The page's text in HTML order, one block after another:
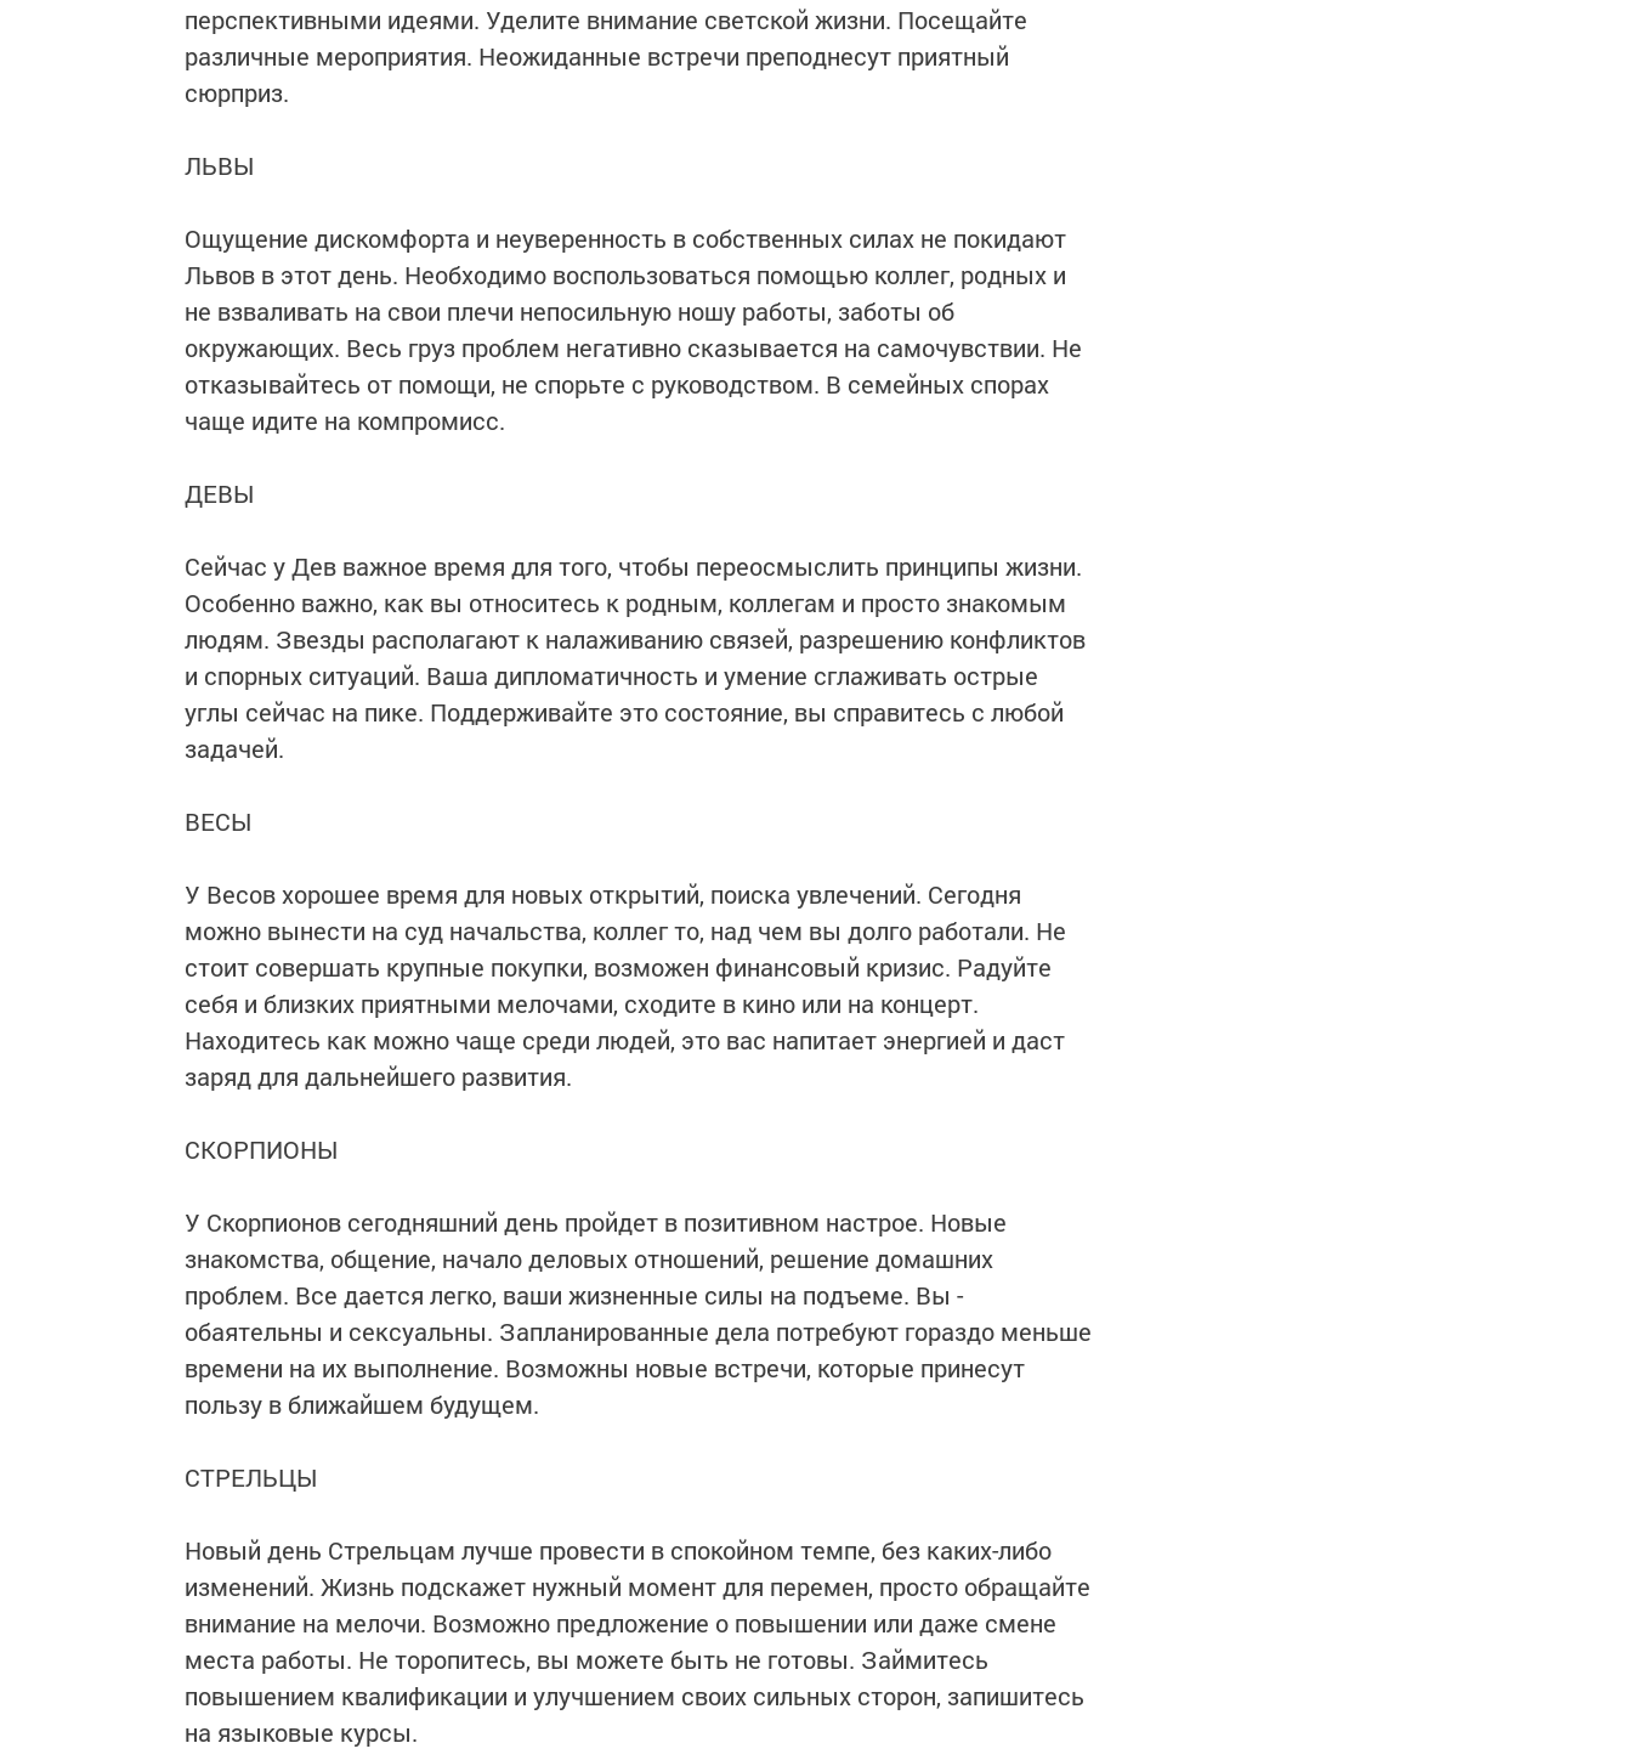
перспективными идеями. Уделите внимание светской жизни. Посещайте
различные мероприятия. Неожиданные встречи преподнесут приятный
сюрприз.
ЛЬВЫ
Ощущение дискомфорта и неуверенность в собственных силах не покидают
Львов в этот день. Необходимо воспользоваться помощью коллег, родных и
не взваливать на свои плечи непосильную ношу работы, заботы об
окружающих. Весь груз проблем негативно сказывается на самочувствии. Не
отказывайтесь от помощи, не спорьте с руководством. В семейных спорах
чаще идите на компромисс.
ДЕВЫ
Сейчас у Дев важное время для того, чтобы переосмыслить принципы жизни.
Особенно важно, как вы относитесь к родным, коллегам и просто знакомым
людям. Звезды располагают к налаживанию связей, разрешению конфликтов
и спорных ситуаций. Ваша дипломатичность и умение сглаживать острые
углы сейчас на пике. Поддерживайте это состояние, вы справитесь с любой
задачей.
ВЕСЫ
У Весов хорошее время для новых открытий, поиска увлечений. Сегодня
можно вынести на суд начальства, коллег то, над чем вы долго работали. Не
стоит совершать крупные покупки, возможен финансовый кризис. Радуйте
себя и близких приятными мелочами, сходите в кино или на концерт.
Находитесь как можно чаще среди людей, это вас напитает энергией и даст
заряд для дальнейшего развития.
СКОРПИОНЫ
У Скорпионов сегодняшний день пройдет в позитивном настрое. Новые
знакомства, общение, начало деловых отношений, решение домашних
проблем. Все дается легко, ваши жизненные силы на подъеме. Вы -
обаятельны и сексуальны. Запланированные дела потребуют гораздо меньше
времени на их выполнение. Возможны новые встречи, которые принесут
пользу в ближайшем будущем.
СТРЕЛЬЦЫ
Новый день Стрельцам лучше провести в спокойном темпе, без каких-либо
изменений. Жизнь подскажет нужный момент для перемен, просто обращайте
внимание на мелочи. Возможно предложение о повышении или даже смене
места работы. Не торопитесь, вы можете быть не готовы. Займитесь
повышением квалификации и улучшением своих сильных сторон, запишитесь
на языковые курсы.